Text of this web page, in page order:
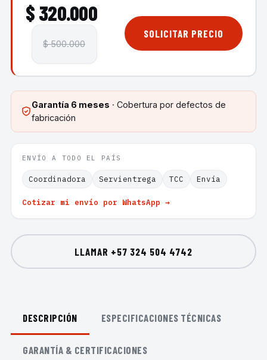
$ 320.000
$ 500.000
SOLICITAR PRECIO
Garantía 6 meses · Cobertura por defectos de
fabricación
ENVÍO A TODO EL PAÍS
Coordinadora Servientrega TCC Envía
Cotizar mi envío por WhatsApp →
LLAMAR +57 324 504 4742
DESCRIPCIÓN ESPECIFICACIONES TÉCNICAS
GARANTÍA & CERTIFICACIONES